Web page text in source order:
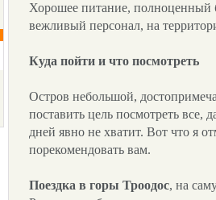
Хорошее питание, полноценный
вежливый персонал, на
Куда пойти и что посмотреть
Остров небольшой,
поставить цель посмотреть все,
дней явно не хватит. Вот что я
порекомендовать вам.
Поездка в горы Троодос, на